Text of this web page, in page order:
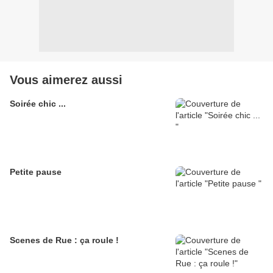
Vous aimerez aussi
Soirée chic ...
Petite pause
Scenes de Rue : ça roule !